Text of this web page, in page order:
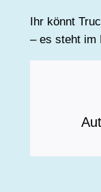
Ihr könnt
– es steht im